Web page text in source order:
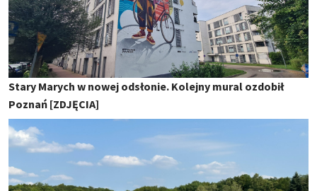
Stary Marych w nowej odsłonie. Kolejny mural ozdobił
Poznań [ZDJĘCIA]